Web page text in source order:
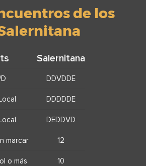
de los
Salernitana
DDVDDE
DDDDDE
DEDDVD
marcar 12
o más 10